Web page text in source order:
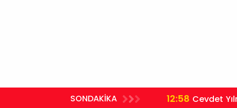
SONDAKİKA 12:58 Cevdet